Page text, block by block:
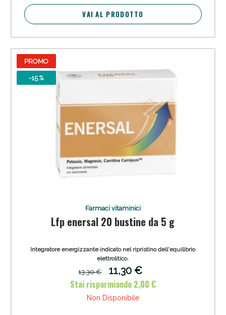
VAI AL PRODOTTO
PROMO
-15 %
Farmaci vitaminici
Lfp enersal 20 bustine da 5 g
Integratore energizzante indicato nel ripristino dell'equilibrio
elettrolitico.
13,30 €
11,30 €
Stai risparmiando 2,00 €
Non Disponibile